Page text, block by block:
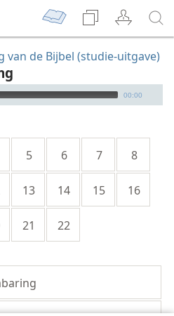
van de Bijbel (studie-uitgave)
00:00
5 6 7 8
13 14 15 16
21 22